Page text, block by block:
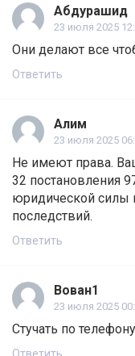
Абдурашид
23 июля 2025
Они делают все
Ответить
Алим
23 июля 2025
Не имеют права.
32 постановления
юридической силы
последствий.
Ответить
Вован1
23 июля 2025
Стучать по телефону